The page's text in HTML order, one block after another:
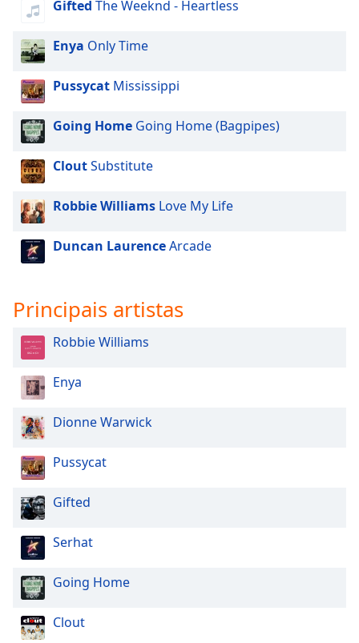
Family
Reset
Done
Close
Dialog
End
dialog
window.
Gifted The Weeknd - Heartless
Enya Only Time
Pussycat Mississippi
Going Home Going Home (Bagpipes)
CloutSubstitute
Robbie Williams Love My Life
Duncan LaurenceArcade
Principais artistas
Robbie Williams
Enya
Dionne Warwick
Pussycat
Gifted
Serhat
Going Home
Clout